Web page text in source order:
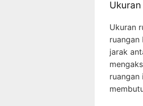
Ukuran
ruangan
jarak
ruangan